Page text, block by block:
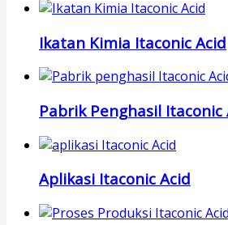
Ikatan Kimia Itaconic Acid
Pabrik Penghasil Itaconic
Aplikasi Itaconic Acid